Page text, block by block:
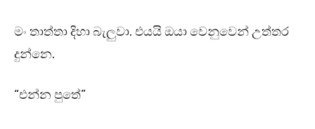
මං තාත්තා දිහා බැලුවා. එයයි ඔයා වෙනුවෙන් උත්තර
දුන්නෙ.
“එන්න පුතේ”